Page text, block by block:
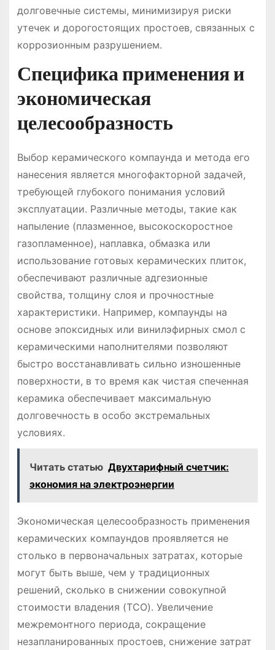
долговечные системы, минимизируя риски
утечек и дорогостоящих простоев, связанных с
коррозионным разрушением.
Специфика применения и
экономическая
целесообразность
Выбор керамического компаунда и метода его
нанесения является многофакторной задачей,
требующей глубокого понимания условий
эксплуатации. Различные методы, такие как
напыление (плазменное, высокоскоростное
газопламенное), наплавка, обмазка или
использование готовых керамических плиток,
обеспечивают различные адгезионные
свойства, толщину слоя и прочностные
характеристики. Например, компаунды на
основе эпоксидных или винилэфирных смол с
керамическими наполнителями позволяют
быстро восстанавливать сильно изношенные
поверхности, в то время как чистая спеченная
керамика обеспечивает максимальную
долговечность в особо экстремальных
условиях.
Читать статью Двухтарифный счетчик:
экономия на электроэнергии
Экономическая целесообразность применения
керамических компаундов проявляется не
столько в первоначальных затратах, которые
могут быть выше, чем у традиционных
решений, сколько в снижении совокупной
стоимости владения (TCO). Увеличение
межремонтного периода, сокращение
незапланированных простоев, снижение затрат